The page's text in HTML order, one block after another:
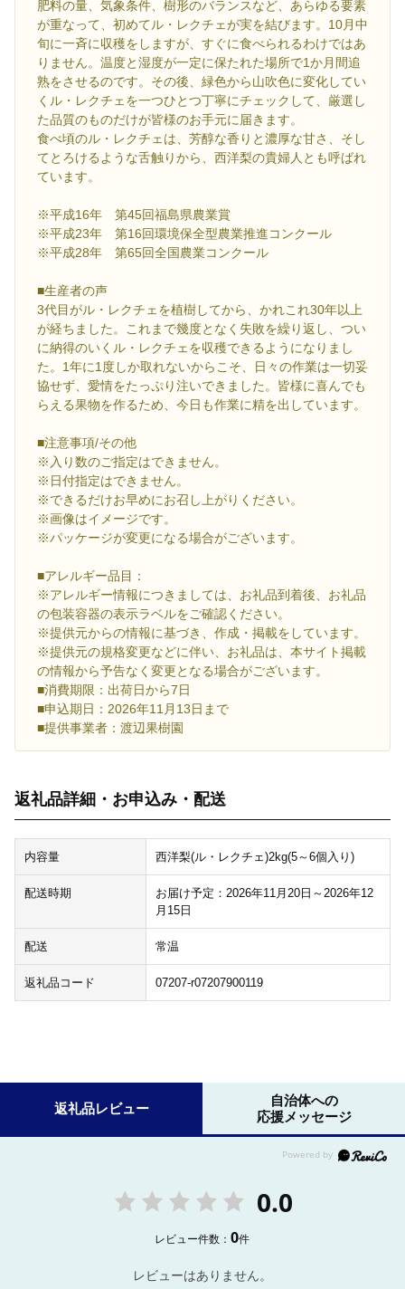
肥料の量、気象条件、樹形のバランスなど、あらゆる要素
が重なって、初めてル・レクチェが実を結びます。10月中
旬に一斉に収穫をしますが、すぐに食べられるわけではあ
りません。温度と湿度が一定に保たれた場所で1か月間追
熟をさせるのです。その後、緑色から山吹色に変化してい
くル・レクチェを一つひとつ丁寧にチェックして、厳選し
た品質のものだけが皆様のお手元に届きます。
食べ頃のル・レクチェは、芳醇な香りと濃厚な甘さ、そし
てとろけるような舌触りから、西洋梨の貴婦人とも呼ばれ
ています。
※平成16年 第45回福島県農業賞
※平成23年 第16回環境保全型農業推進コンクール
※平成28年 第65回全国農業コンクール
■生産者の声
3代目がル・レクチェを植樹してから、かれこれ30年以上
が経ちました。これまで幾度となく失敗を繰り返し、つい
に納得のいくル・レクチェを収穫できるようになりまし
た。1年に1度しか取れないからこそ、日々の作業は一切妥
協せず、愛情をたっぷり注いできました。皆様に喜んでも
らえる果物を作るため、今日も作業に精を出しています。
■注意事項/その他
※入り数のご指定はできません。
※日付指定はできません。
※できるだけお早めにお召し上がりください。
※画像はイメージです。
※パッケージが変更になる場合がございます。
■アレルギー品目：
※アレルギー情報につきましては、お礼品到着後、お礼品
の包装容器の表示ラベルをご確認ください。
※提供元からの情報に基づき、作成・掲載をしています。
※提供元の規格変更などに伴い、お礼品は、本サイト掲載
の情報から予告なく変更となる場合がございます。
■消費期限：出荷日から7日
■申込期日：2026年11月13日まで
■提供事業者：渡辺果樹園
返礼品詳細・お申込み・配送
内容量 西洋梨(ル・レクチェ)2kg(5～6個入り)
配送時期
お届け予定：2026年11月20日～2026年12
月15日
配送 常温
返礼品コード 07207-r07207900119
返礼品レビュー
自治体への
応援メッセージ
0.0
レビュー件数：0件
レビューはありません。